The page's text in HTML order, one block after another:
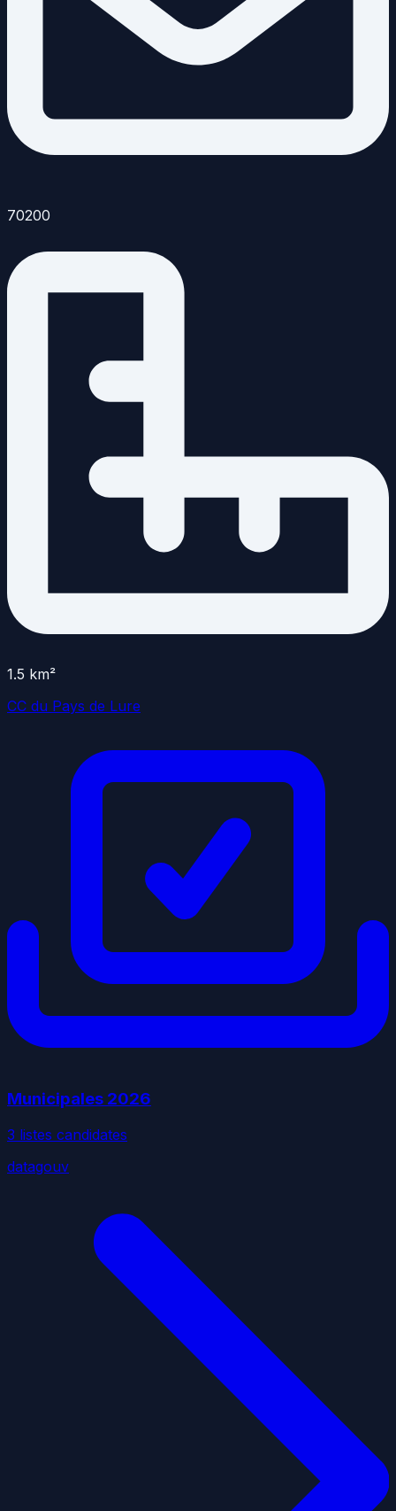
70200
1.5 km²
CC du Pays de Lure
Municipales 2026
3 listes candidates
datagouv